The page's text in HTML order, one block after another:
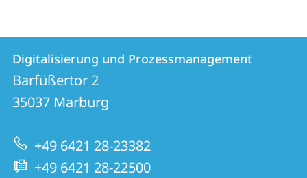
Kontakt
und
Informationen
zur
Website
Kontaktinformationen
Digitalisierung
und
Prozessmanagement
Digitalisierung und Prozessmanagement
Barfüßertor 2
35037 Marburg
+49 6421 28-23382
+49 6421 28-22500